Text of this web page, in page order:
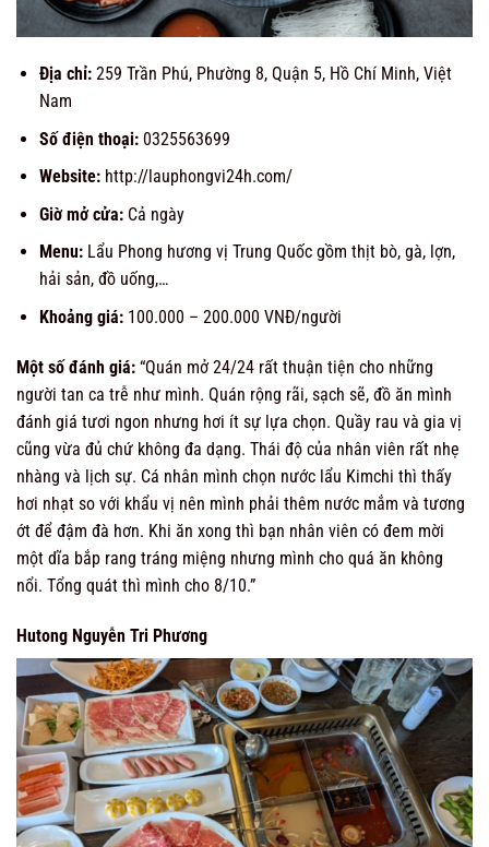
Địa chỉ: 259 Trần Phú, Phường 8, Quận 5, Hồ Chí Minh, Việt
Nam
Số điện thoại: 0325563699
Website: http://lauphongvi24h.com/
Giờ mở cửa: Cả ngày
Menu: Lẩu Phong hương vị Trung Quốc gồm thịt bò, gà, lợn,
hải sản, đồ uống,…
Khoảng giá: 100.000 – 200.000 VNĐ/người
Một số đánh giá: “Quán mở 24/24 rất thuận tiện cho những
người tan ca trễ như mình. Quán rộng rãi, sạch sẽ, đồ ăn mình
đánh giá tươi ngon nhưng hơi ít sự lựa chọn. Quầy rau và gia vị
cũng vừa đủ chứ không đa dạng. Thái độ của nhân viên rất nhẹ
nhàng và lịch sự. Cá nhân mình chọn nước lẩu Kimchi thì thấy
hơi nhạt so với khẩu vị nên mình phải thêm nước mắm và tương
ớt để đậm đà hơn. Khi ăn xong thì bạn nhân viên có đem mời
một dĩa bắp rang tráng miệng nhưng mình cho quá ăn không
nổi. Tổng quát thì mình cho 8/10.”
Hutong Nguyễn Tri Phương